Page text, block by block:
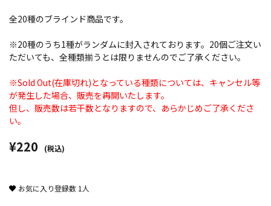
全20種のブラインド商品です。
※20種のうち1種がランダムに封入されております。20個ご注文い
ただいても、全種類揃うとは限りませんのでご了承ください。
※Sold Out(在庫切れ)となっている種類については、キャンセル等
が発生した場合、販売を再開いたします。
但し、販売数は若干数となりますので、あらかじめご了承くださ
い。
¥220 (税込)
お気に入り登録数 1 人